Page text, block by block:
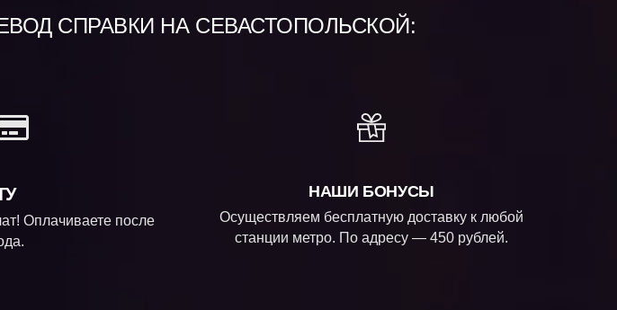
СПРАВКИ НА СЕВАСТОПОЛЬСКОЙ:
Оплачиваете после
НАШИ БОНУСЫ
Осуществляем бесплатную доставку к любой
станции метро. По адресу — 450 рублей.